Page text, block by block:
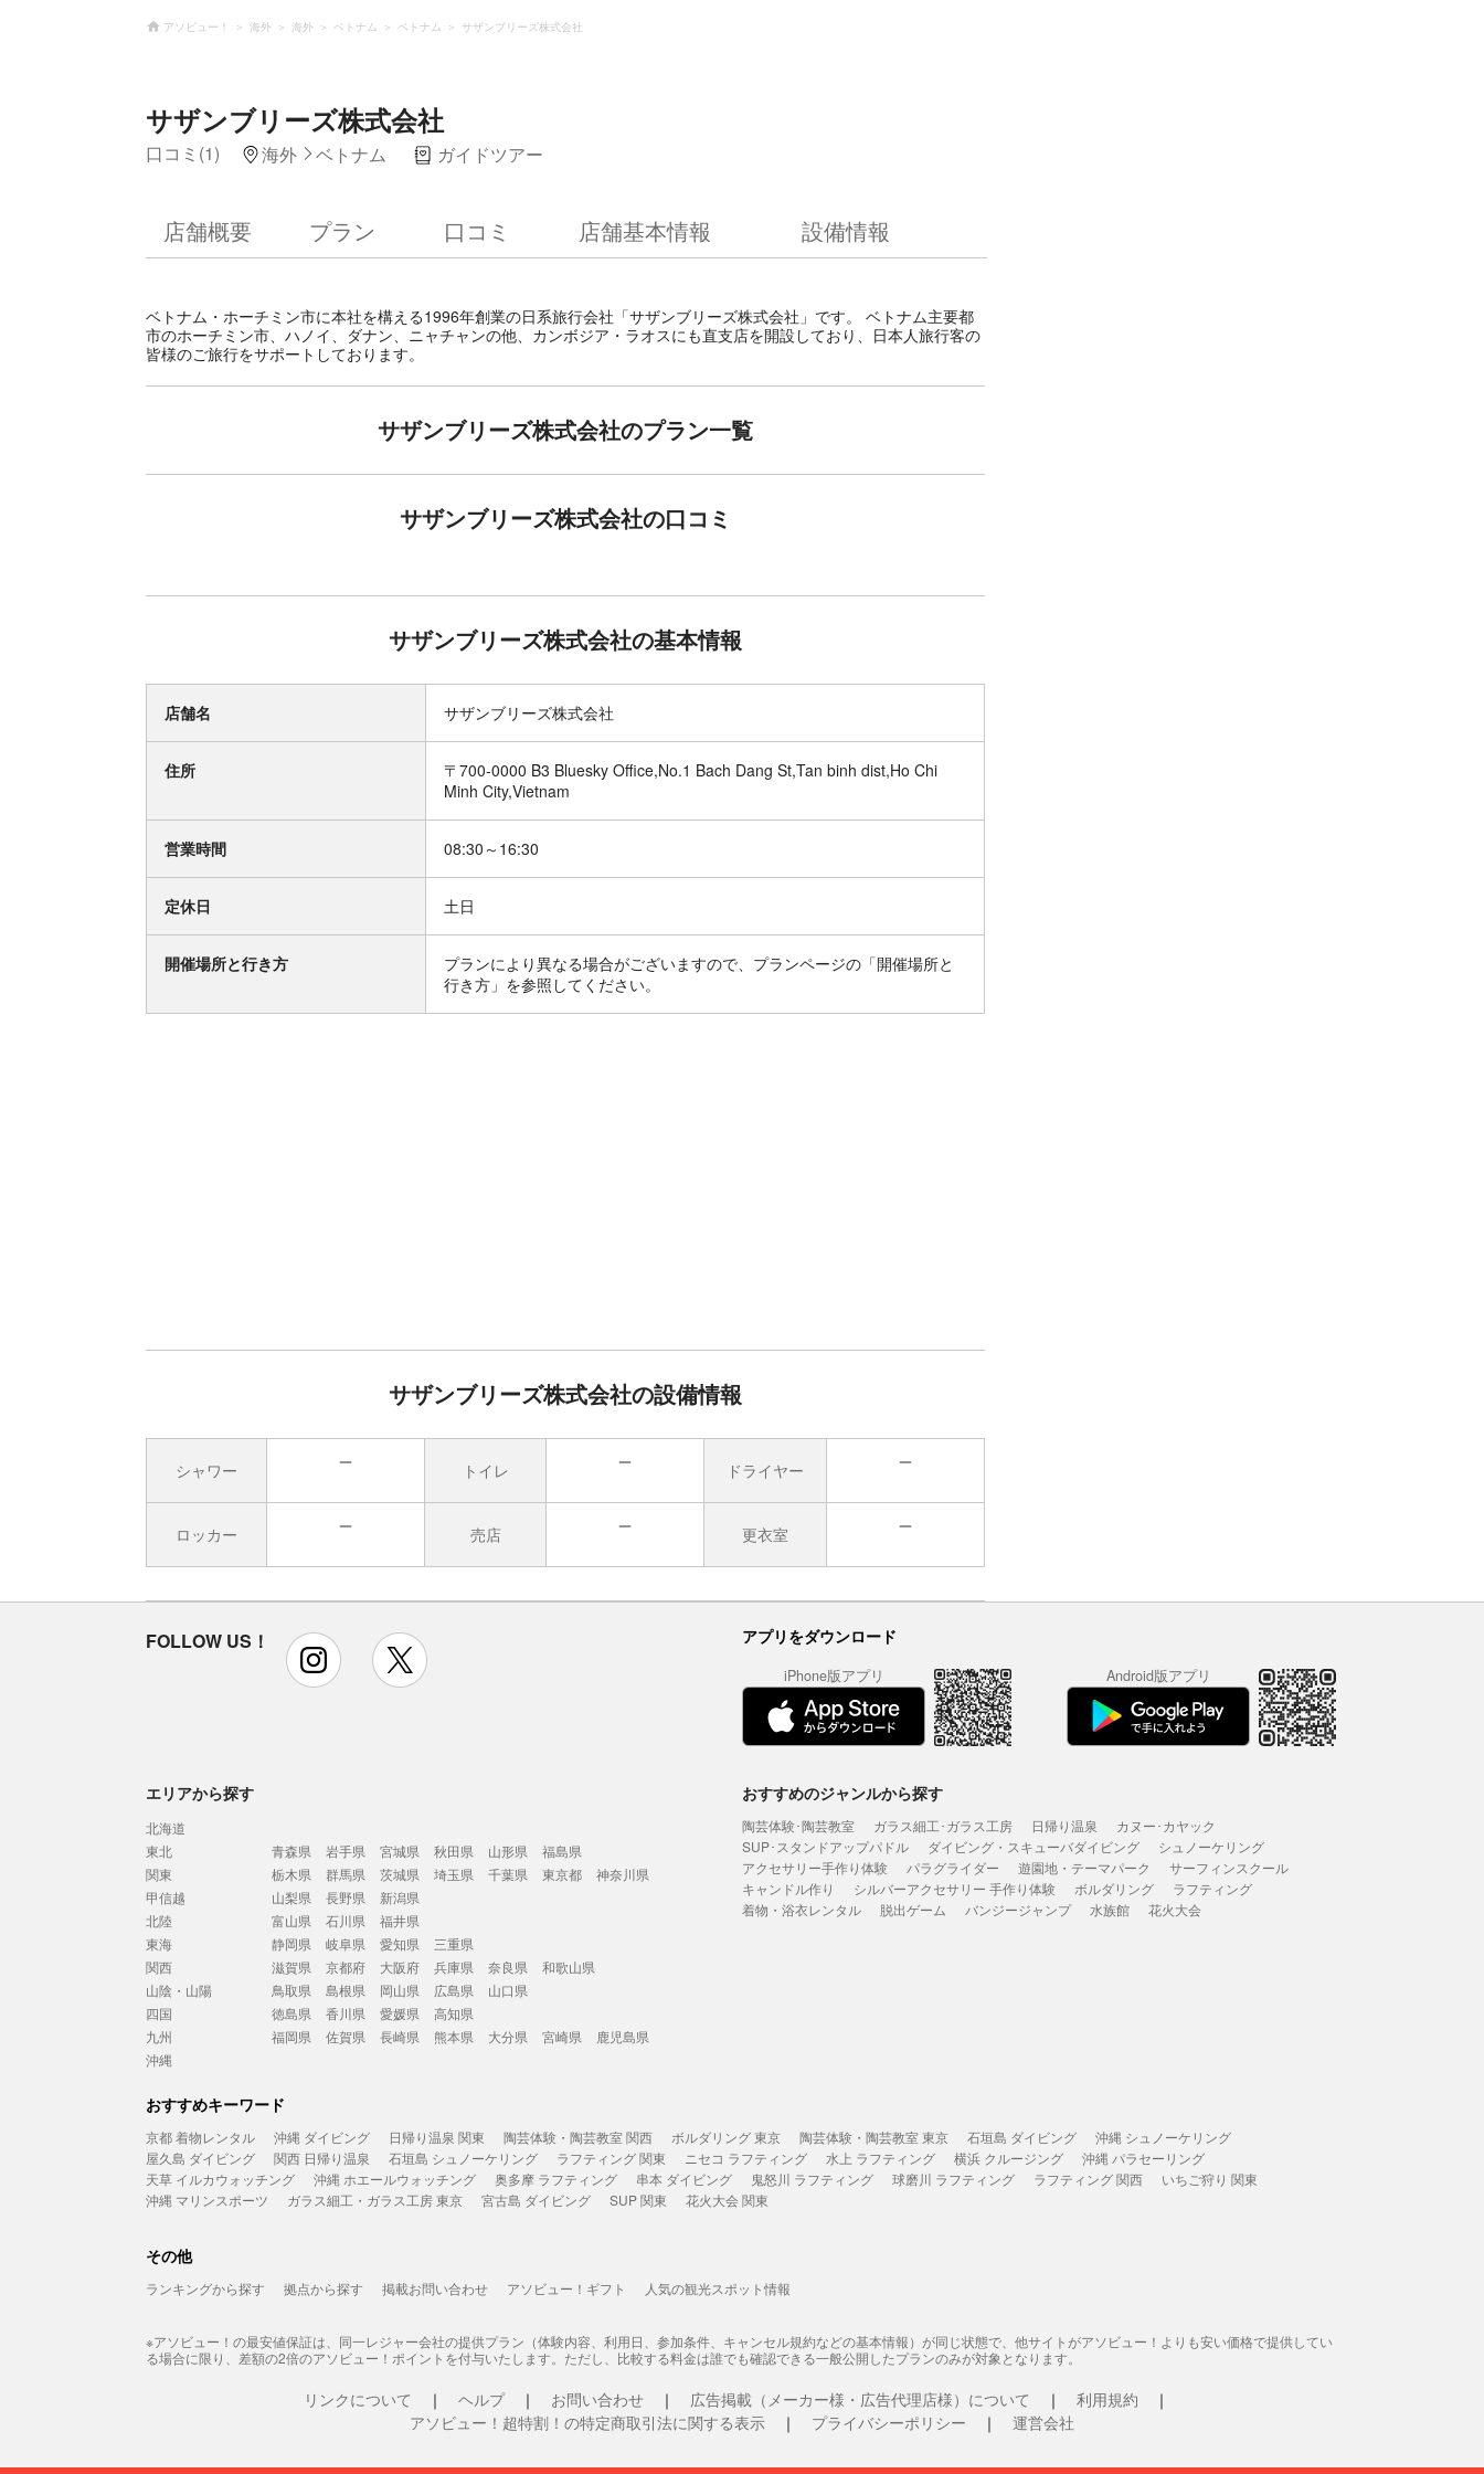
アソビュー！ 海外 海外 ベトナム ベトナム サザンブリーズ株式会社
サザンブリーズ株式会社
口コミ(1) 海外 ベトナム ガイドツアー
店舗概要 プラン 口コミ 店舗基本情報 設備情報
ベトナム・ホーチミン市に本社を構える1996年創業の日系旅行会社「サザンブリーズ株式会社」です。 ベトナム主要都
市のホーチミン市、ハノイ、ダナン、ニャチャンの他、カンボジア・ラオスにも直支店を開設しており、日本人旅行客の
皆様のご旅行をサポートしております。
サザンブリーズ株式会社のプラン一覧
サザンブリーズ株式会社の口コミ
サザンブリーズ株式会社の基本情報
店舗名 サザンブリーズ株式会社
住所
〒700-0000 B3 Bluesky Office,No.1 Bach Dang St,Tan binh dist,Ho Chi
Minh City,Vietnam
営業時間 08:30～16:30
定休日 土日
開催場所と行き方
プランにより異なる場合がございますので、プランページの「開催場所と
行き方」を参照してください。
サザンブリーズ株式会社の設備情報
シャワー トイレ ドライヤー
ロッカー 売店 更衣室
FOLLOW US！ instagram アプリをダウンロード
iPhone版アプリ Android版アプリ
エリアから探す
北海道
東北
青森県 岩手県 宮城県 秋田県 山形県
福島県
関東
栃木県 群馬県 茨城県 埼玉県 千葉県 東京都
神奈川県
甲信越
山梨県 長野県
新潟県
北陸
富山県 石川県
福井県
東海
静岡県 岐阜県 愛知県
三重県
関西
滋賀県 京都府 大阪府 兵庫県 奈良県
和歌山県
山陰・山陽
鳥取県 島根県 岡山県 広島県
山口県
四国
徳島県 香川県 愛媛県
高知県
九州
福岡県 佐賀県 長崎県 熊本県 大分県 宮崎県
鹿児島県
沖縄
おすすめのジャンルから探す
陶芸体験･陶芸教室 ガラス細工･ガラス工房 日帰り温泉
カヌー･カヤック
SUP･スタンドアップパドル
ダイビング・スキューバダイビング
シュノーケリング
アクセサリー手作り体験
パラグライダー 遊園地・テーマパーク
サーフィンスクール
キャンドル作り
シルバーアクセサリー 手作り体験 ボルダリング
ラフティング
着物・浴衣レンタル
脱出ゲーム バンジージャンプ 水族館 花火大会
おすすめキーワード
京都 着物レンタル 沖縄 ダイビング 日帰り温泉 関東 陶芸体験・陶芸教室 関西 ボルダリング 東京 陶芸体験・陶芸教室 東京 石垣島 ダイビング
沖縄 シュノーケリング
屋久島 ダイビング
関西 日帰り温泉 石垣島 シュノーケリング ラフティング 関東 ニセコ ラフティング 水上 ラフティング 横浜 クルージング
沖縄 パラセーリング
天草 イルカウォッチング
沖縄 ホエールウォッチング 奥多摩 ラフティング 串本 ダイビング 鬼怒川 ラフティング 球磨川 ラフティング ラフティング 関西
いちご狩り 関東
沖縄 マリンスポーツ
ガラス細工・ガラス工房 東京 宮古島 ダイビング SUP 関東 花火大会 関東
その他
ランキングから探す 拠点から探す 掲載お問い合わせ アソビュー！ギフト 人気の観光スポット情報
※アソビュー！の最安値保証は、同一レジャー会社の提供プラン（体験内容、利用日、参加条件、キャンセル規約などの基本情報）が同じ状態で、他サイトがアソビュー！よりも安い価格で提供してい
る場合に限り、差額の2倍のアソビュー！ポイントを付与いたします。ただし、比較する料金は誰でも確認できる一般公開したプランのみが対象となります。
リンクについて ヘルプ お問い合わせ 広告掲載（メーカー様・広告代理店様）について
利用規約
アソビュー！超特割！の特定商取引法に関する表示
プライバシーポリシー 運営会社